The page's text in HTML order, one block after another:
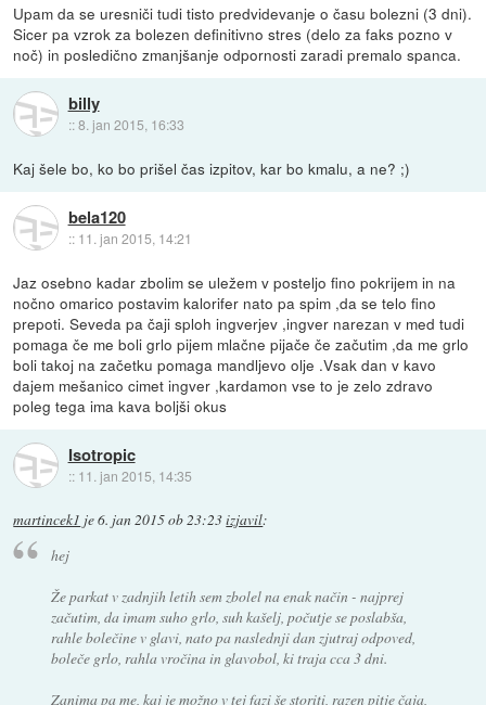
Upam da se uresniči tudi tisto predvidevanje o času bolezni (3 dni).
Sicer pa vzrok za bolezen definitivno stres (delo za faks pozno v
noč) in posledično zmanjšanje odpornosti zaradi premalo spanca.
billy
::8. jan 2015, 16:33
Kaj šele bo, ko bo prišel čas izpitov, kar bo kmalu, a ne? ;)
bela120
:: 11. jan 2015, 14:21
Jaz osebno kadar zbolim se uležem v posteljo fino pokrijem in na
nočno omarico postavim kalorifer nato pa spim ,da se telo fino
prepoti. Seveda pa čaji sploh ingverjev ,ingver narezan v med tudi
pomaga če me boli grlo pijem mlačne pijače če začutim ,da me grlo
boli takoj na začetku pomaga mandljevo olje .Vsak dan v kavo
dajem mešanico cimet ingver ,kardamon vse to je zelo zdravo
poleg tega ima kava boljši okus
Isotropic
:: 11. jan 2015, 14:35
martincek1 je6. jan 2015 ob 23:23izjavil:
hej
Že parkat v zadnjih letih sem zbolel na enak način - najprej
začutim, da imam suho grlo, suh kašelj, počutje se poslabša,
rahle bolečine v glavi, nato pa naslednji dan zjutraj odpoved,
boleče grlo, rahla vročina in glavobol, ki traja cca 3 dni.
Zanima pa me, kaj je možno v tej fazi še storiti, razen pitje čaja,